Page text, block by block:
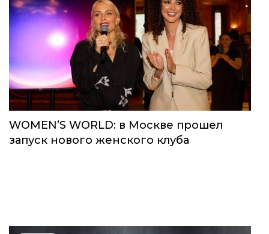
WOMEN’S WORLD: в Москве прошел
запуск нового женского клуба